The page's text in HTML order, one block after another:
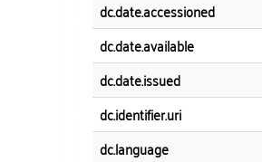
dc.date.accessioned
dc.date.available
dc.date.issued
dc.identifier.uri
dc.language